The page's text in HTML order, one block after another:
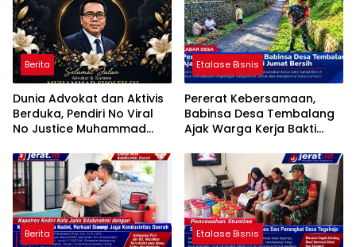
Berita
Dunia Advokat dan Aktivis
Berduka, Pendiri No Viral
No Justice Muhammad
Etalase Bisnis
Pererat Kebersamaan,
Babinsa Desa Tembalang
Ajak Warga Kerja Bakti
Berita Etalase Bisnis